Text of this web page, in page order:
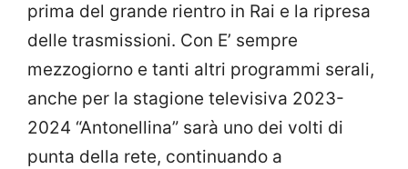
prima del grande rientro in Rai e la ripresa
delle trasmissioni. Con E’ sempre
mezzogiorno e tanti altri programmi serali,
anche per la stagione televisiva 2023-
2024 “Antonellina” sarà uno dei volti di
punta della rete, continuando a